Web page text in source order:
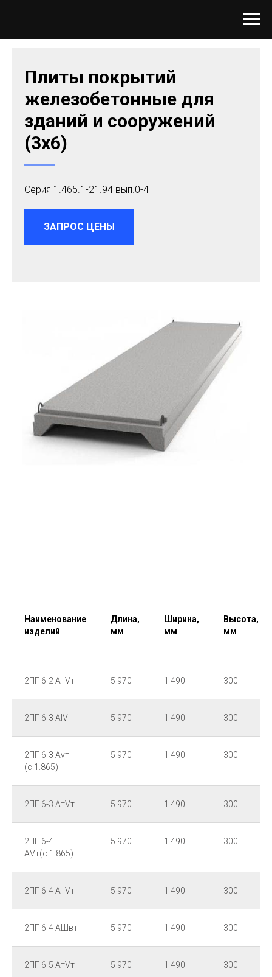
Плиты покрытий
железобетонные для
зданий и сооружений
(3х6)
Серия 1.465.1-21.94 вып.0-4
ЗАПРОС ЦЕНЫ
Наименование
изделий
Длина,
мм
Ширина,
мм
Высота,
мм
2ПГ 6-2 АтVт 5 970 1 490 300
2ПГ 6-3 АIVт 5 970 1 490 300
2ПГ 6-3 Аvт
(с.1.865)
5 970 1 490 300
2ПГ 6-3 АтVт 5 970 1 490 300
2ПГ 6-4
АVт(с.1.865)
5 970 1 490 300
2ПГ 6-4 АтVт 5 970 1 490 300
2ПГ 6-4 АШвт 5 970 1 490 300
2ПГ 6-5 АтVт 5 970 1 490 300